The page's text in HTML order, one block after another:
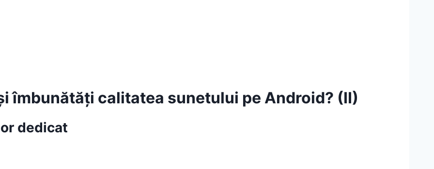
îmbunătăți calitatea sunetului pe Android? (II)
dedicat